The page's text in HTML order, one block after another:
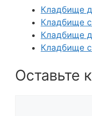
Кладбище
Кладбище
Кладбище
Кладбище
Оставьте